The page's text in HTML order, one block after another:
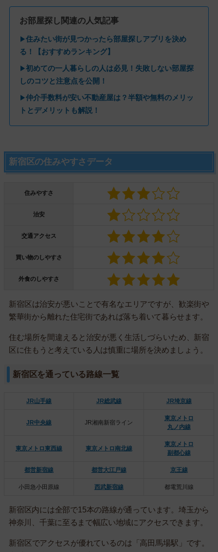
お部屋探し関連の人気記事
▶住みたい街が見つかったら部屋探しアプリを決め
る！【おすすめランキング】
▶初めての一人暮らしの人は必見！失敗しない部屋探
しのコツと注意点を公開！
▶仲介手数料が安い不動産屋は？半額や無料のメリッ
トとデメリットも解説！
新宿区の住みやすさデータ
住みやすさ
治安
交通アクセス
買い物のしやすさ
外食のしやすさ
新宿区は治安が悪いことで有名なエリアですが、歓楽街や
繁華街から離れた住宅街であれば落ち着いて暮らせます。
住む場所を間違えると治安が悪く生活しづらいため、新宿
区に住もうと考えている人は慎重に場所を決めましょう。
新宿区を通っている路線一覧
JR山手線 JR総武線 JR埼京線
JR中央線 JR湘南新宿ライン
東京メトロ
丸ノ内線
東京メトロ東西線 東京メトロ南北線
東京メトロ
副都心線
都営新宿線 都営大江戸線 京王線
小田急小田原線 西武新宿線 都電荒川線
新宿区内には全部で15本の路線が通っています。埼玉から
神奈川、千葉に至るまで幅広い地域にアクセスできます。
新宿区でアクセスが優れているのは「高田馬場駅」です。